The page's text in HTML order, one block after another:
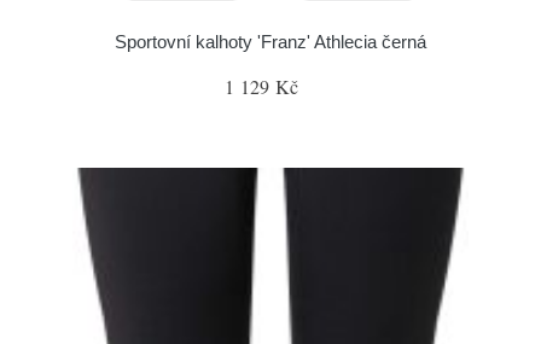
Sportovní kalhoty 'Franz' Athlecia černá
1 129 Kč